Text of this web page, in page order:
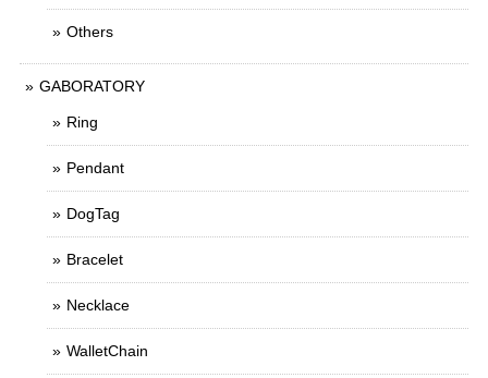
Others
GABORATORY
Ring
Pendant
DogTag
Bracelet
Necklace
WalletChain